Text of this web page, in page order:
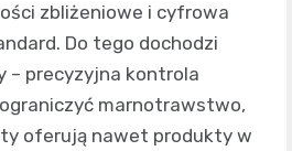
zbliżeniowe i cyfrowa
Do tego dochodzi
– precyzyjna kontrola
marnotrawstwo,
oferują nawet produkty w